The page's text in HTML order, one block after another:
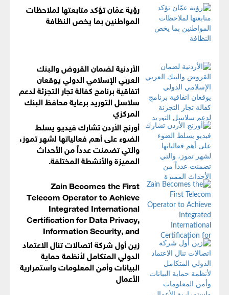
رؤية عمّان تؤكد متابعتها لملاحظات
المواطنين بما يخص النظافة
الأردنية لضمان القروض والبنك
العربي الإسلامي الدولي يوقعان
اتفاقية برنامج كفالة تجار التجزئة لدعم
سلاسل التوريد برعاية محافظ البنك
المركزي
أورنج الأردن تشارك فيديو يسلط
الضوء على أهم فعالياتها لشهر تموز،
والتي تضمنت عدداً من الأحداث
المميزة والأنشطة المختلفة.
Zain Becomes the First
Telecom Operator to Achieve
Integrated International
Certification for Data Privacy,
Information Security, and
Business Continuity Management Systems
زين أول شركة اتصالات تنال الاعتماد
الدولي المتكامل لأنظمة حماية
البيانات وأمن المعلومات واستمرارية
الأعمال